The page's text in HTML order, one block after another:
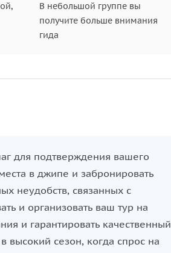
В небольшой группе вы
получите больше внимания
гида
для подтверждения вашего
в джипе и забронировать
неудобств, связанных с
и организовать ваш тур на
и гарантировать качественный
высокий сезон, когда спрос на